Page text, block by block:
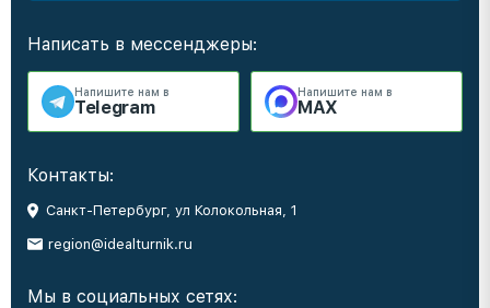
Написать в мессенджеры:
Напишите нам в
Telegram
Напишите нам в
MAX
Контакты:
Санкт-Петербург, ул Колокольная, 1
region@idealturnik.ru
Мы в социальных сетях: